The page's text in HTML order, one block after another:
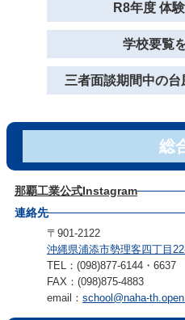
R8年度
学校要覧
三者面談期間中の
総
那覇工業公式Instagram
連絡先
〒901-2122
沖縄県浦添市勢理客四丁目
TEL：(098)877-6144・6637
FAX：(098)875-4883
email： school@naha-